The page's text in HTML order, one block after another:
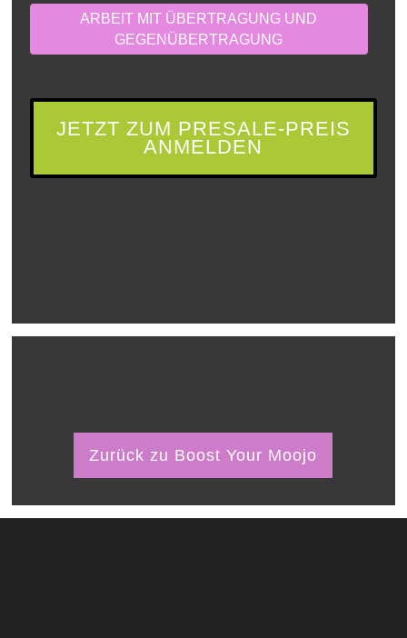
ARBEIT MIT ÜBERTRAGUNG UND
GEGENÜBERTRAGUNG
JETZT ZUM PRESALE-PREIS
ANMELDEN
Zurück zu Boost Your Moojo